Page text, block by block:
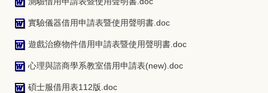
實驗儀器借用申請表暨使用聲明書.doc
遊戲治療物件借用申請表暨使用聲明書.doc
心理與諮商學系教室借用申請表(new).doc
碩士服借用表112版.doc